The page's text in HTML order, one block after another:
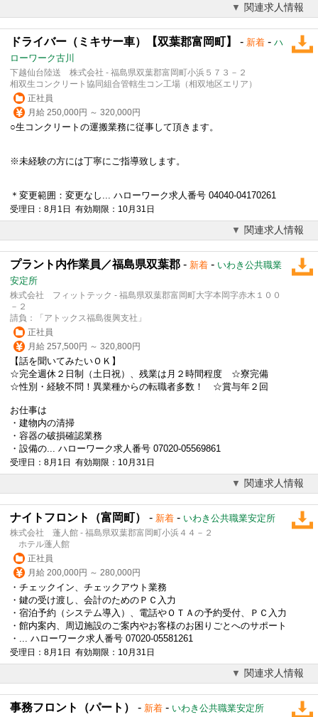
関連求人情報
ドライバー（ミキサー車）【双葉郡富岡町】 - 新着 - ハ
ローワーク古川
下越仙台陸送 株式会社 - 福島県双葉郡富岡町小浜５７３－２
相双生コンクリート協同組合管轄生コン工場（相双地区エリア）
正社員
月給 250,000円 ～ 320,000円
○生コンクリートの運搬業務に従事して頂きます。
※未経験の方には丁寧にご指導致します。
＊変更範囲：変更なし... ハローワーク求人番号 04040-04170261
受理日：8月1日 有効期限：10月31日
関連求人情報
プラント内作業員／福島県双葉郡 - 新着 - いわき公共職業
安定所
株式会社 フィットテック - 福島県双葉郡富岡町大字本岡字赤木１００
－２
請負：「アトックス福島復興支社」
正社員
月給 257,500円 ～ 320,800円
【話を聞いてみたいＯＫ】
☆完全週休２日制（土日祝）、残業は月２時間程度 ☆寮完備
☆性別・経験不問！異業種からの転職者多数！ ☆賞与年２回
お仕事は
・建物内の清掃
・容器の破損確認業務
・設備の... ハローワーク求人番号 07020-05569861
受理日：8月1日 有効期限：10月31日
関連求人情報
ナイトフロント（富岡町） - 新着 - いわき公共職業安定所
株式会社 蓬人館 - 福島県双葉郡富岡町小浜４４－２
ホテル蓬人館
正社員
月給 200,000円 ～ 280,000円
・チェックイン、チェックアウト業務
・鍵の受け渡し、会計のためのＰＣ入力
・宿泊予約（システム導入）、電話やＯＴＡの予約受付、ＰＣ入力
・館内案内、周辺施設のご案内やお客様のお困りごとへのサポート
・... ハローワーク求人番号 07020-05581261
受理日：8月1日 有効期限：10月31日
関連求人情報
事務フロント（パート） - 新着 - いわき公共職業安定所